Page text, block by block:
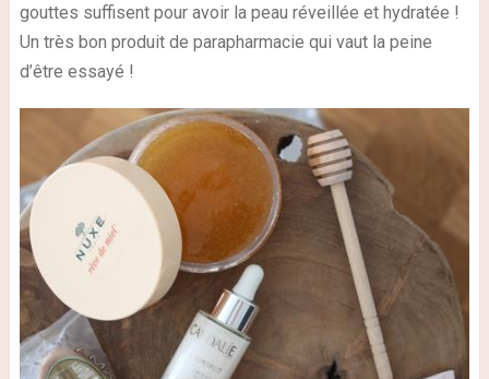
gouttes suffisent pour avoir la peau réveillée et hydratée !
Un très bon produit de parapharmacie qui vaut la peine
d’être essayé !